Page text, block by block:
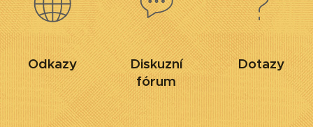
Odkazy
Diskuzní
fórum
Dotazy